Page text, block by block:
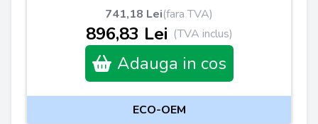
741,18 Lei(fara TVA)
896,83 Lei (TVA inclus)
Adauga in cos
ECO-OEM